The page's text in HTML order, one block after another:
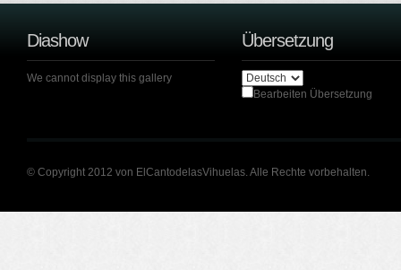
Diashow
We cannot display this gallery
Übersetzung
Bearbeiten Übersetzung
© Copyright 2012 von ElCantodelasVihuelas. Alle Rechte vorbehalten.